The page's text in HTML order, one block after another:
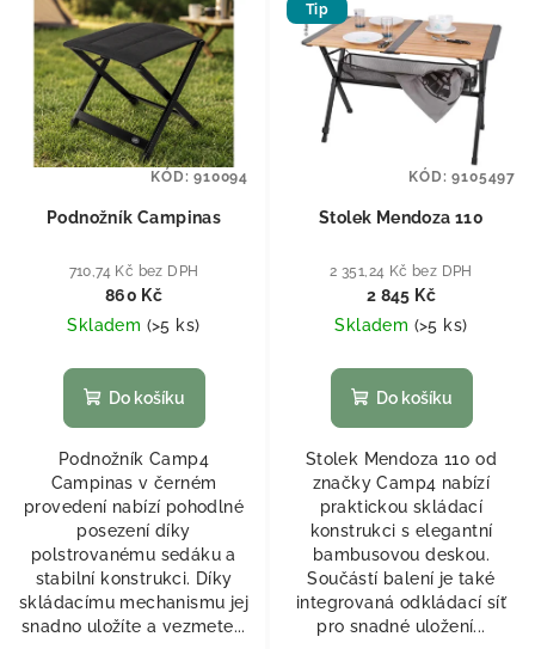
Podnožník Campinas
710,74 Kč bez DPH
860 Kč
Skladem (>5 ks)
Do košíku
Podnožník Camp4
Campinas v černém
provedení nabízí pohodlné
posezení díky
polstrovanému sedáku a
stabilní konstrukci. Díky
skládacímu mechanismu jej
snadno uložíte a vezmete...
KÓD:910094
Tip
Stolek Mendoza 110
2 351,24 Kč bez DPH
2 845 Kč
Skladem (>5 ks)
Do košíku
Stolek Mendoza 110 od
značky Camp4 nabízí
praktickou skládací
konstrukci s elegantní
bambusovou deskou.
Součástí balení je také
integrovaná odkládací síť
pro snadné uložení...
KÓD:9105497